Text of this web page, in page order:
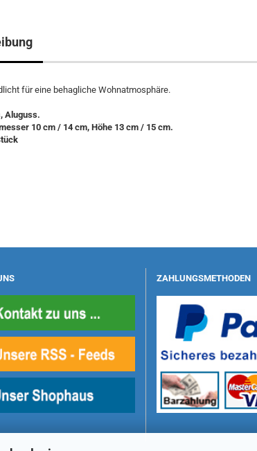
für eine behagliche Wohnatmosphäre.
Aluguss.
10 cm / 14 cm, Höhe 13 cm / 15 cm.
ZAHLUNGSMETHODEN